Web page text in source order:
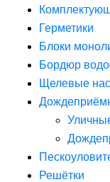
Герметики
Блоки
Бордюр
Щелевые
Решётки